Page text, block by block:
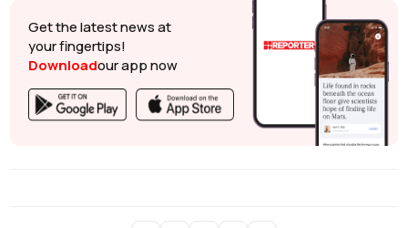
Get the latest news at
your fingertips!
Downloadour app now